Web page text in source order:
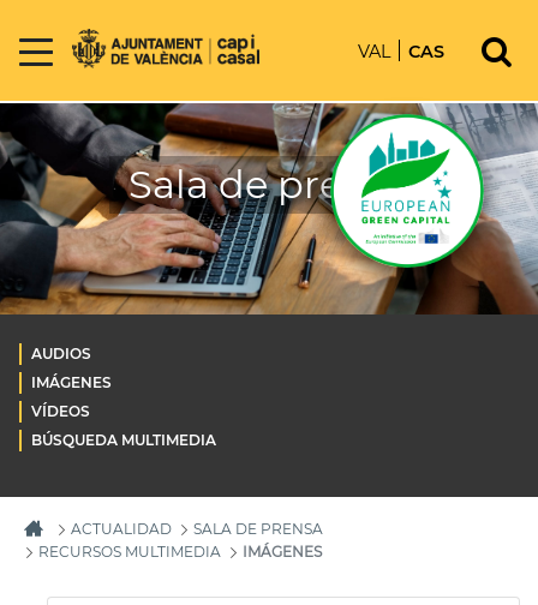
VAL CAS
Sala de prensa
AUDIOS
IMÁGENES
VÍDEOS
BÚSQUEDA MULTIMEDIA
ACTUALIDAD
SALA DE PRENSA
RECURSOS MULTIMEDIA
IMÁGENES